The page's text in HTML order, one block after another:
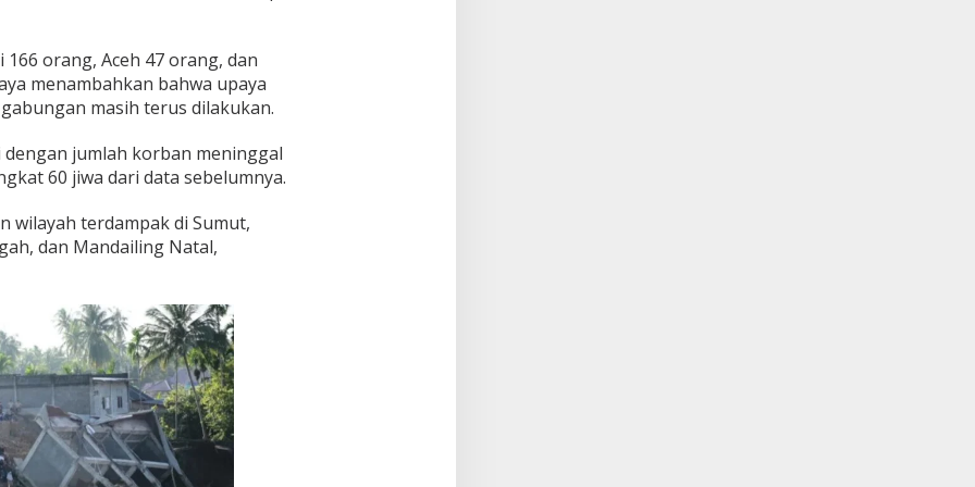
orang, Aceh 47 orang, dan
menambahkan bahwa upaya
masih terus dilakukan.
jumlah korban meninggal
60 jiwa dari data sebelumnya.
wilayah terdampak di Sumut,
dan Mandailing Natal,